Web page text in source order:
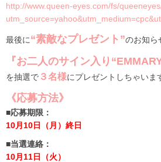
http://www.queen-eyes.com/fs/
最後に“素敵なプレゼント”のお知ら
『お二人のサイン入り
を抽選で ３名様にプレゼントしちゃい
《応募方法》
■応募期限：
10月10日（月）終日
■当選連絡：
10月11日（火）